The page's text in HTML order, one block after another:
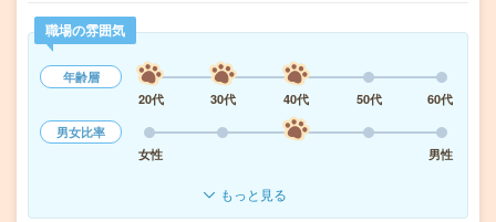
職場の雰囲気
年齢層
20代
30代 40代 50代
60代
男女比率
女性
男性
もっと見る